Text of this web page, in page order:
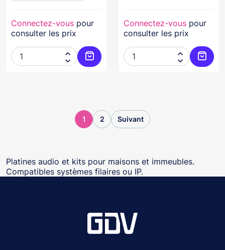
Connectez-vous pour
consulter les prix


Ajouter au panier
Connectez-vous pour
consulter les prix


1 2 Suivant
Platines audio et kits pour maisons et immeubles.
Compatibles systèmes filaires ou IP.